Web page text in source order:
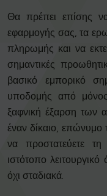
Θα πρέπει επίσης
εφαρμογής σας, τα
πληρωμής και να
σημαντικές
βασικό εμπορικό
υποδομής από
ξαφνική έξαρση των
έναν δίκαιο,
να προστατεύετε τη
ιστότοπο
όχι σταδιακά.